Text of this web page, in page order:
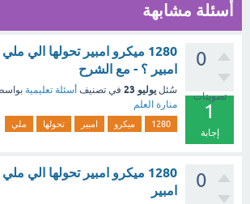
أسئلة مشابهة
0
تصويتات
1
إجابة
1280 ميكرو امبير تحولها الي ملي
امبير ؟ - مع الشرح
سُئل يوليو 23 في تصنيف أسئلة تعليمية
منارة العلم
1280 ميكرو امبير تحولها ملي
0
1280 ميكرو امبير تحولها الي ملي
امبير